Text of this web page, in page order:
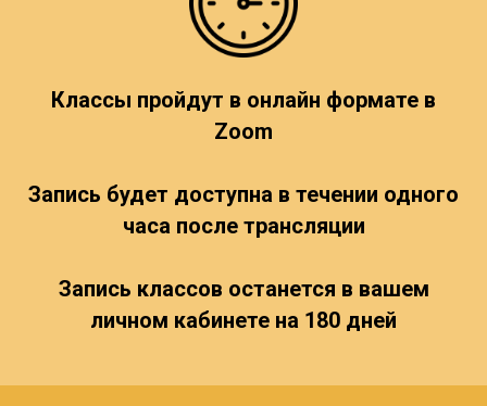
Классы пройдут в онлайн формате в
Zoom
Запись будет доступна в течении одного
часа после трансляции
Запись классов останется в вашем
личном кабинете на 180 дней